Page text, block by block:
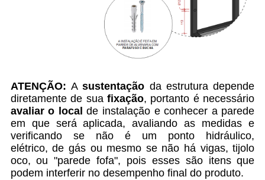
ATENÇÃO: Asustentação da estrutura depende
diretamente de suafixação, portanto é necessário
avaliar o local de instalação e conhecer a parede
em que será aplicada, avaliando as medidas e
verificando se não é um ponto hidráulico,
elétrico, de gás ou mesmo se não há vigas, tijolo
oco, ou "parede fofa", pois esses são itens que
podem interferir no desempenho final do produto.